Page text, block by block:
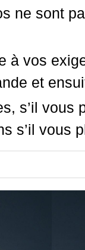
ne sont
à vos
et
s’il
s’il vous